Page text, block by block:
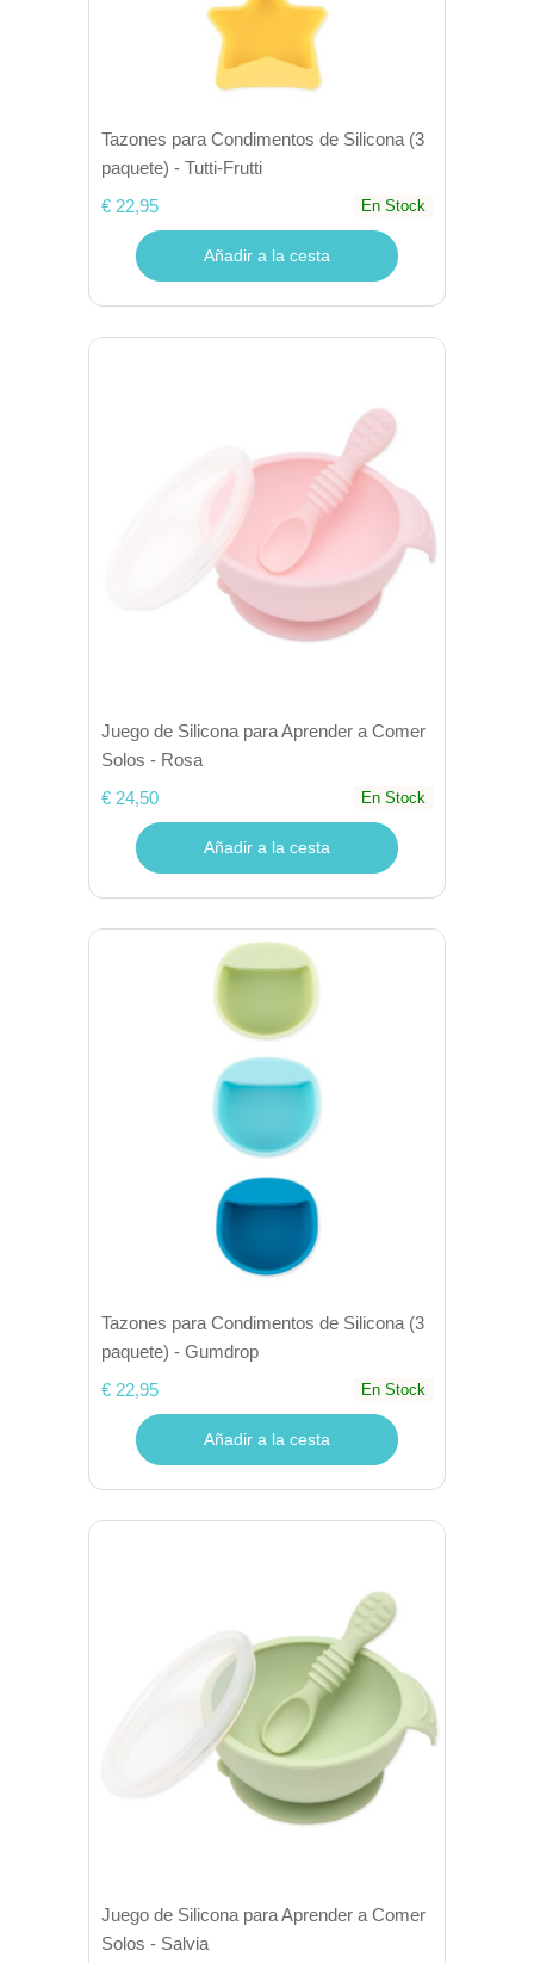
Tazones para Condimentos de Silicona (3
paquete) - Tutti-Frutti
€ 22,95
En Stock
Añadir a la cesta
Juego de Silicona para Aprender a Comer
Solos - Rosa
€ 24,50
En Stock
Añadir a la cesta
Tazones para Condimentos de Silicona (3
paquete) - Gumdrop
€ 22,95
En Stock
Añadir a la cesta
Juego de Silicona para Aprender a Comer
Solos - Salvia